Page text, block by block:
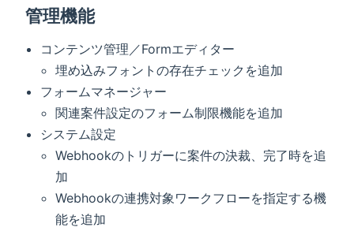
管理機能
コンテンツ管理／Formエディター
埋め込みフォントの存在チェックを追加
フォームマネージャー
関連案件設定のフォーム制限機能を追加
システム設定
Webhookのトリガーに案件の決裁、完了時を追
加
Webhookの連携対象ワークフローを指定する機
能を追加